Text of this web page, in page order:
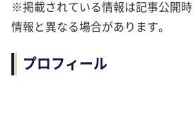
※掲載されている情報は記事公開
情報と異なる場合があります。
プロフィール